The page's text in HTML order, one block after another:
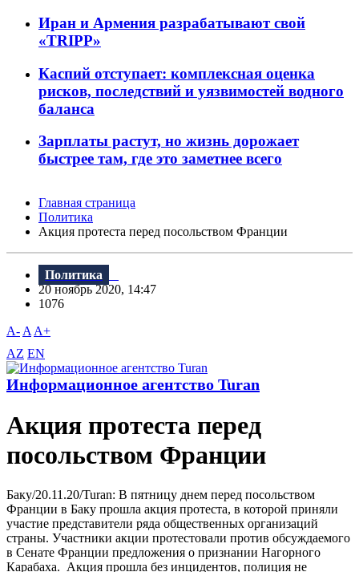
Иран и Армения разрабатывают свой
«TRIPP»
Каспий отступает: комплексная оценка
рисков, последствий и уязвимостей водного
баланса
Зарплаты растут, но жизнь дорожает
быстрее там, где это заметнее всего
Главная страница
Политика
Акция протеста перед посольством Франции
Политика
20 ноябрь 2020, 14:47
1076
A- A A+
AZ EN
Информационное агентство Turan
Акция протеста перед
посольством Франции
Баку/20.11.20/Turan: В пятницу днем перед посольством
Франции в Баку прошла акция протеста, в которой приняли
участие представители ряда общественных организаций
страны. Участники акции протестовали против обсуждаемого
в Сенате Франции предложения о признании Нагорного
Карабаха. Акция прошла без инцидентов, полиция не